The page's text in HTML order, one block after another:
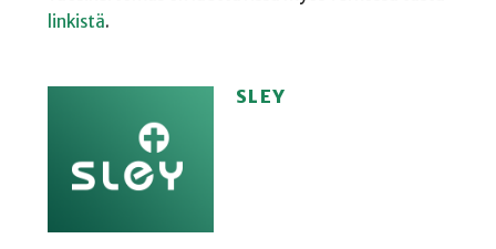
linkistä.
SLEY